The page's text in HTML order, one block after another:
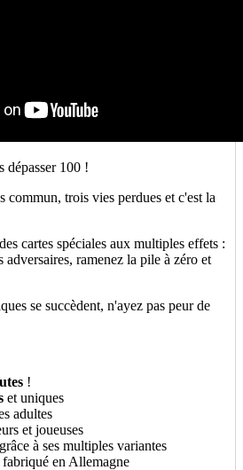
dépasser 100 !
commun, trois vies perdues et c'est la
cartes spéciales aux multiples effets :
adversaires, ramenez la pile à zéro et
se succèdent, n'ayez pas peur de
!
et uniques
adultes
et joueuses
grâce à ses multiples variantes
en Allemagne